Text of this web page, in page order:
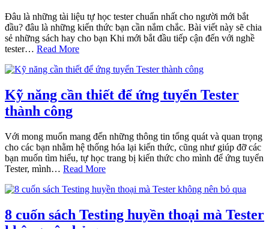
Đâu là những tài liệu tự học tester chuẩn nhất cho người mới bắt
đầu? đâu là những kiến thức bạn cần nắm chắc. Bài viết này sẽ chia
sẻ những sách hay cho bạn Khi mới bắt đầu tiếp cận đến với nghề
tester… Read More
Kỹ năng cần thiết để ứng tuyển Tester
thành công
Với mong muốn mang đến những thông tin tổng quát và quan trọng
cho các bạn nhằm hệ thống hóa lại kiến thức, cũng như giúp đỡ các
bạn muốn tìm hiểu, tự học trang bị kiến thức cho mình để ứng tuyển
Tester, mình… Read More
8 cuốn sách Testing huyền thoại mà Tester